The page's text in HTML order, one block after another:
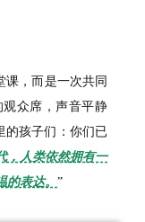
课，而是一次共同
观众席，声音平静
的孩子们：你们已
，人类依然拥有一
表达。 ”